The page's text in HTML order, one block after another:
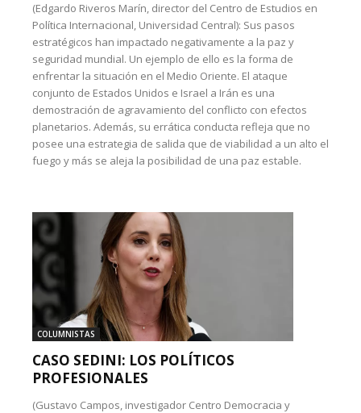
(Edgardo Riveros Marín, director del Centro de Estudios en
Política Internacional, Universidad Central): Sus pasos
estratégicos han impactado negativamente a la paz y
seguridad mundial. Un ejemplo de ello es la forma de
enfrentar la situación en el Medio Oriente. El ataque
conjunto de Estados Unidos e Israel a Irán es una
demostración de agravamiento del conflicto con efectos
planetarios. Además, su errática conducta refleja que no
posee una estrategia de salida que de viabilidad a un alto el
fuego y más se aleja la posibilidad de una paz estable.
COLUMNISTAS
CASO SEDINI: LOS POLÍTICOS
PROFESIONALES
(Gustavo Campos, investigador Centro Democracia y